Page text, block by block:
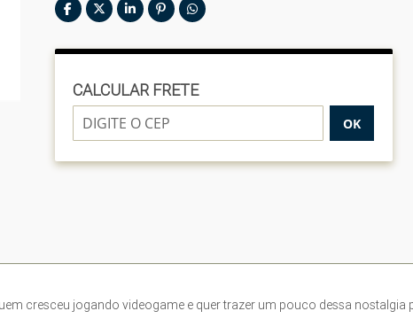
CALCULAR FRETE
OK
cresceu jogando videogame e quer trazer um pouco dessa nostalgia